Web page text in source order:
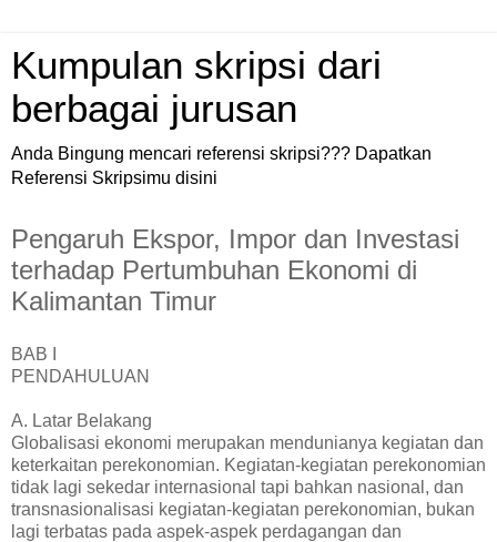
Kumpulan skripsi dari
berbagai jurusan
Anda Bingung mencari referensi skripsi??? Dapatkan
Referensi Skripsimu disini
Pengaruh Ekspor, Impor dan Investasi
terhadap Pertumbuhan Ekonomi di
Kalimantan Timur
BAB I
PENDAHULUAN
A. Latar Belakang
Globalisasi ekonomi merupakan mendunianya kegiatan dan
keterkaitan perekonomian. Kegiatan-kegiatan perekonomian
tidak lagi sekedar internasional tapi bahkan nasional, dan
transnasionalisasi kegiatan-kegiatan perekonomian, bukan
lagi terbatas pada aspek-aspek perdagangan dan